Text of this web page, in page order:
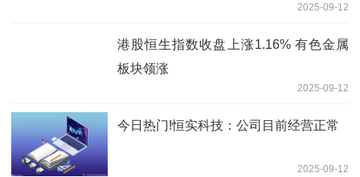
2025-09-12
港股恒生指数收盘上涨1.16% 有色金属
板块领涨
2025-09-12
今日热门!恒实科技：公司目前经营正常
2025-09-12